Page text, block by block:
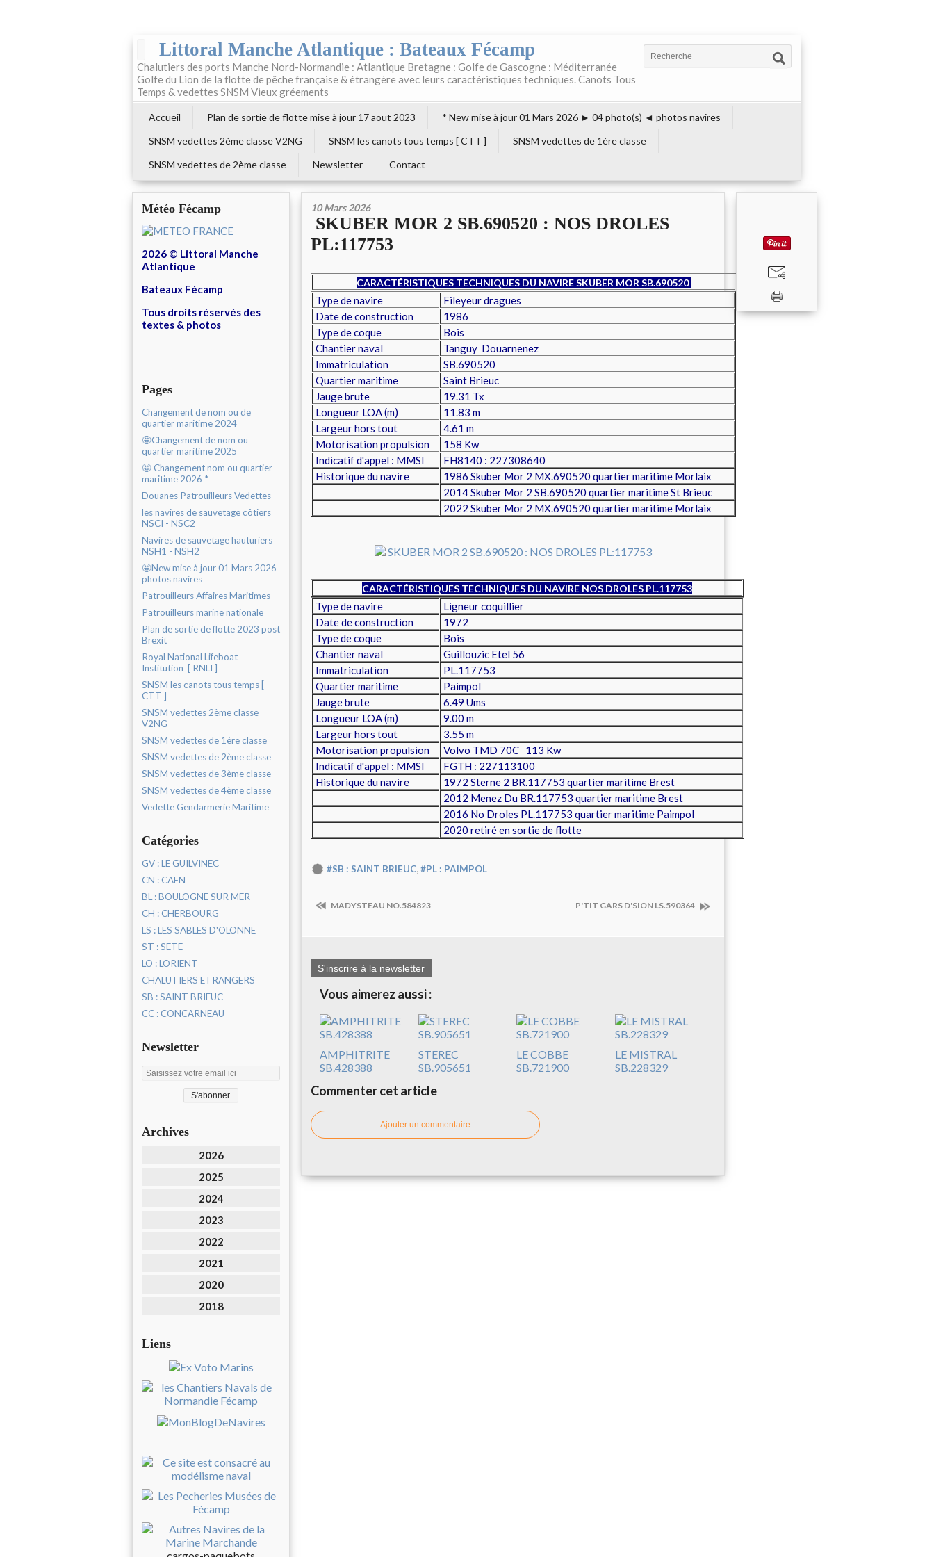
Littoral Manche Atlantique : Bateaux Fécamp
Chalutiers des ports Manche Nord-Normandie : Atlantique Bretagne : Golfe de Gascogne : Méditerranée
Golfe du Lion de la flotte de pêche française & étrangère avec leurs caractéristiques techniques. Canots Tous
Temps & vedettes SNSM Vieux gréements
Accueil Plan de sortie de flotte mise à jour 17 aout 2023
* New mise à jour 01 Mars 2026 ► 04 photo(s) ◄ photos navires
SNSM vedettes 2ème classe V2NG
SNSM les canots tous temps [ CTT ]
SNSM vedettes de 1ère classe
SNSM vedettes de 2ème classe
Newsletter Contact
Météo Fécamp
2026 © Littoral Manche
Atlantique
Bateaux Fécamp
Tous droits réservés des
textes & photos
Pages
Changement de nom ou de
quartier maritime 2024
🤩Changement de nom ou
quartier maritime 2025
🤩 Changement nom ou quartier
maritime 2026 *
Douanes Patrouilleurs Vedettes
les navires de sauvetage côtiers
NSCI - NSC2
Navires de sauvetage hauturiers
NSH1 - NSH2
🤩New mise à jour 01 Mars 2026
photos navires
Patrouilleurs Affaires Maritimes
Patrouilleurs marine nationale
Plan de sortie de flotte 2023 post
Brexit
Royal National Lifeboat
Institution [ RNLI ]
SNSM les canots tous temps [
CTT ]
SNSM vedettes 2ème classe
V2NG
SNSM vedettes de 1ère classe
SNSM vedettes de 2ème classe
SNSM vedettes de 3ème classe
SNSM vedettes de 4ème classe
Vedette Gendarmerie Maritime
Catégories
GV : LE GUILVINEC
CN : CAEN
BL : BOULOGNE SUR MER
CH : CHERBOURG
LS : LES SABLES D'OLONNE
ST : SETE
LO : LORIENT
CHALUTIERS ETRANGERS
SB : SAINT BRIEUC
CC : CONCARNEAU
Newsletter
Archives
2026
2025
2024
2023
2022
2021
2020
2018
Liens
10 Mars 2026
SKUBER MOR 2 SB.690520 : NOS DROLES
PL:117753
CARACTÉRISTIQUES TECHNIQUES DU NAVIRE SKUBER MOR SB.690520
Type de navire
Fileyeur dragues
Date de construction
1986
Type de coque
Bois
Chantier naval
Tanguy Douarnenez
Immatriculation
SB.690520
Quartier maritime
Saint Brieuc
Jauge brute
19.31 Tx
Longueur LOA (m)
11.83 m
Largeur hors tout
4.61 m
Motorisation propulsion
158 Kw
Indicatif d'appel : MMSI
FH8140 : 227308640
Historique du navire
1986 Skuber Mor 2 MX.690520 quartier maritime Morlaix
2014 Skuber Mor 2 SB.690520 quartier maritime St Brieuc
2022 Skuber Mor 2 MX.690520 quartier maritime Morlaix
CARACTÉRISTIQUES TECHNIQUES DU NAVIRE NOS DROLES PL.117753
Type de navire
Ligneur coquillier
Date de construction
1972
Type de coque
Bois
Chantier naval
Guillouzic Etel 56
Immatriculation
PL.117753
Quartier maritime
Paimpol
Jauge brute
6.49 Ums
Longueur LOA (m)
9.00 m
Largeur hors tout
3.55 m
Motorisation propulsion
Volvo TMD 70C 113 Kw
Indicatif d'appel : MMSI
FGTH : 227113100
Historique du navire
1972 Sterne 2 BR.117753 quartier maritime Brest
2012 Menez Du BR.117753 quartier maritime Brest
2016 No Droles PL.117753 quartier maritime Paimpol
2020 retiré en sortie de flotte
#SB : SAINT BRIEUC,#PL : PAIMPOL
MADYSTEAU NO.584823 P'TIT GARS D'SION LS.590364
S'inscrire à la newsletter
Vous aimerez aussi :
AMPHITRITE
SB.428388
STEREC
SB.905651
LE COBBE
SB.721900
LE MISTRAL
SB.228329
Commenter cet article
Ajouter un commentaire